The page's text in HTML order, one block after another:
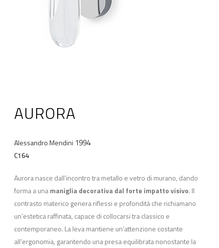
AURORA
Alessandro Mendini 1994
C164
Aurora nasce dall’incontro tra metallo e vetro di murano, dando
forma a unamaniglia decorativa dal forte impatto visivo. Il
contrasto materico genera riflessi e profondità che richiamano
un’estetica raffinata, capace di collocarsi tra classico e
contemporaneo. La leva mantiene un’attenzione costante
all’ergonomia, garantendo una presa equilibrata nonostante la